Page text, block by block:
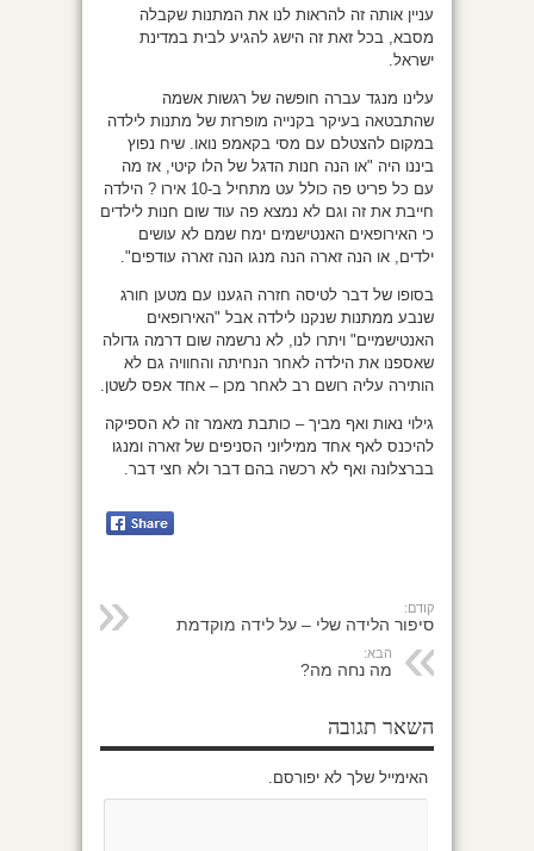
עניין אותה זה להראות לנו את המתנות שקבלה
מסבא, בכל זאת זה הישג להגיע לבית במדינת
ישראל.
עלינו מנגד עברה חופשה של רגשות אשמה
שהתבטאה בעיקר בקנייה מופרזת של מתנות לילדה
במקום להצטלם עם מסי בקאמפ נואו. שיח נפוץ
ביננו היה "או הנה חנות הדגל של הלו קיטי, אז מה
עם כל פריט פה כולל עט מתחיל ב-10 אירו ? הילדה
חייבת את זה וגם לא נמצא פה עוד שום חנות לילדים
כי האירופאים האנטישמים ימח שמם לא עושים
ילדים, או הנה זארה הנה מנגו הנה זארה עודפים".
בסופו של דבר לטיסה חזרה הגענו עם מטען חורג
שנבע ממתנות שנקנו לילדה אבל "האירופאים
האנטישמיים" ויתרו לנו, לא נרשמה שום דרמה גדולה
שאספנו את הילדה לאחר הנחיתה והחוויה גם לא
הותירה עליה רושם רב לאחר מכן – אחד אפס לשטן.
גילוי נאות ואף מביך – כותבת מאמר זה לא הספיקה
להיכנס לאף אחד ממיליוני הסניפים של זארה ומנגו
בברצלונה ואף לא רכשה בהם דבר ולא חצי דבר.
קודם:
סיפור הלידה שלי – על לידה מוקדמת
הבא:
מה נחה מה?
השאר תגובה
האימייל שלך לא יפורסם.